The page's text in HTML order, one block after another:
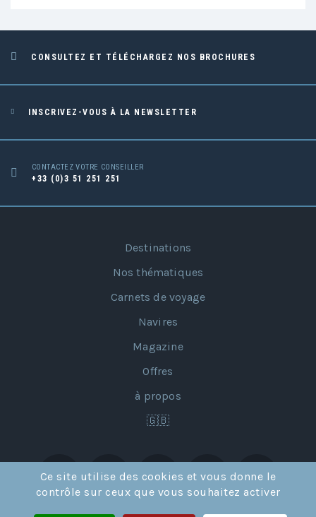
Ce site utilise des cookies et vous donne le
contrôle sur ceux que vous souhaitez activer
CONSULTEZ ET TÉLÉCHARGEZ NOS BROCHURES
INSCRIVEZ-VOUS À LA NEWSLETTER
CONTACTEZ VOTRE CONSEILLER
+33 (0)3 51 251 251
Destinations
Nos thématiques
Carnets de voyage
Navires
Magazine
Offres
à propos
🇬🇧